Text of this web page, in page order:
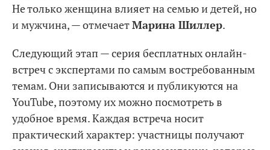
Не только женщина влияет на семью и детей, но
и мужчина, — отмечаетМарина Шиллер.
Следующий этап — серия бесплатных онлайн-
встреч с экспертами по самым востребованным
темам. Они записываются и публикуются на
YouTube, поэтому их можно посмотреть в
удобное время. Каждая встреча носит
практический характер: участницы получают